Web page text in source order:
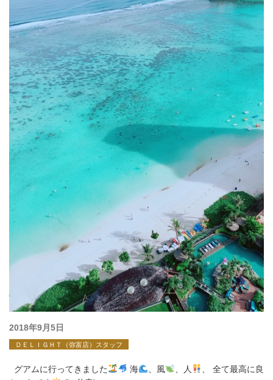
投
稿
2018年9月5日
ＤＥＬＩＧＨＴ（弥富店）スタッフ
グアムに行ってきました 海 、風 、人
、 全て最高に良